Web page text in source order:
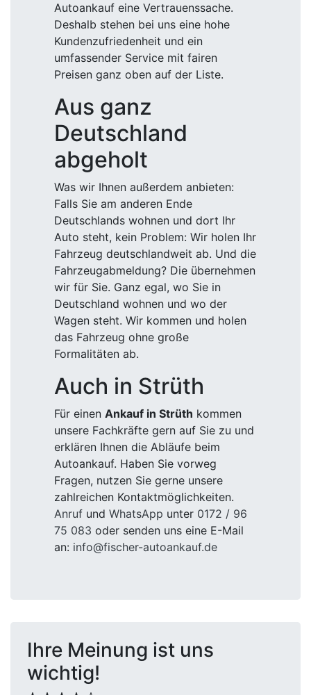
Autoankauf eine Vertrauenssache.
Deshalb stehen bei uns eine hohe
Kundenzufriedenheit und ein
umfassender Service mit fairen
Preisen ganz oben auf der Liste.
Aus ganz
Deutschland
abgeholt
Was wir Ihnen außerdem anbieten:
Falls Sie am anderen Ende
Deutschlands wohnen und dort Ihr
Auto steht, kein Problem: Wir holen Ihr
Fahrzeug deutschlandweit ab. Und die
Fahrzeugabmeldung? Die übernehmen
wir für Sie. Ganz egal, wo Sie in
Deutschland wohnen und wo der
Wagen steht. Wir kommen und holen
das Fahrzeug ohne große
Formalitäten ab.
Auch in Strüth
Für einen Ankauf in Strüth kommen
unsere Fachkräfte gern auf Sie zu und
erklären Ihnen die Abläufe beim
Autoankauf. Haben Sie vorweg
Fragen, nutzen Sie gerne unsere
zahlreichen Kontaktmöglichkeiten.
Anruf und WhatsApp unter 0172 / 96
75 083 oder senden uns eine E-Mail
an: info@fischer-autoankauf.de
Ihre Meinung ist uns
wichtig!